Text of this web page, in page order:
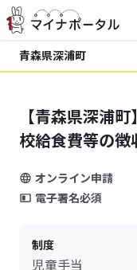
青森県深浦町
【青森県深浦
校給食費等の
オンライン申請
電子署名必須
制度
児童手当